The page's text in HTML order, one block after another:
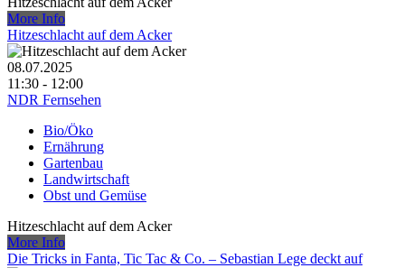
More Info
Hitzeschlacht auf dem Acker
08.07.2025
11:30 - 12:00
NDR Fernsehen
Bio/Öko
Ernährung
Gartenbau
Landwirtschaft
Obst und Gemüse
Hitzeschlacht auf dem Acker
More Info
Die Tricks in Fanta, Tic Tac & Co. – Sebastian Lege deckt auf